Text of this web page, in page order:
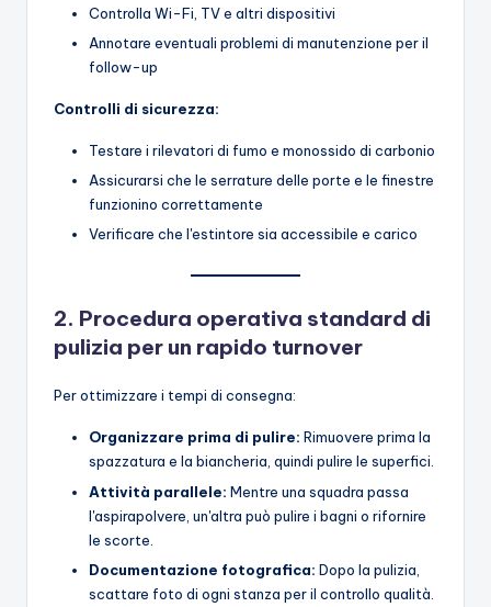
Controlla Wi-Fi, TV e altri dispositivi
Annotare eventuali problemi di manutenzione per il
follow-up
Controlli di sicurezza:
Testare i rilevatori di fumo e monossido di carbonio
Assicurarsi che le serrature delle porte e le finestre
funzionino correttamente
Verificare che l'estintore sia accessibile e carico
2. Procedura operativa standard di
pulizia per un rapido turnover
Per ottimizzare i tempi di consegna:
Organizzare prima di pulire: Rimuovere prima la
spazzatura e la biancheria, quindi pulire le superfici.
Attività parallele: Mentre una squadra passa
l'aspirapolvere, un'altra può pulire i bagni o rifornire
le scorte.
Documentazione fotografica: Dopo la pulizia,
scattare foto di ogni stanza per il controllo qualità.